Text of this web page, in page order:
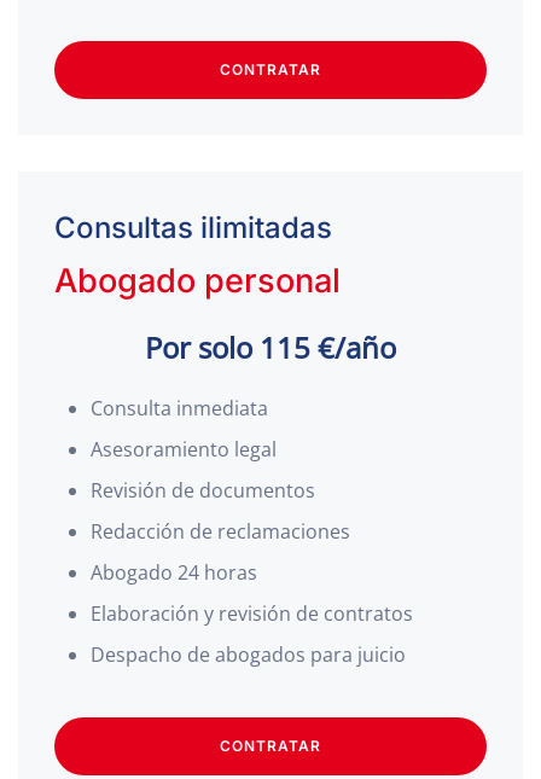
CONTRATAR
Consultas ilimitadas
Abogado personal
Por solo 115 €/año
Consulta inmediata
Asesoramiento legal
Revisión de documentos
Redacción de reclamaciones
Abogado 24 horas
Elaboración y revisión de contratos
Despacho de abogados para juicio
CONTRATAR